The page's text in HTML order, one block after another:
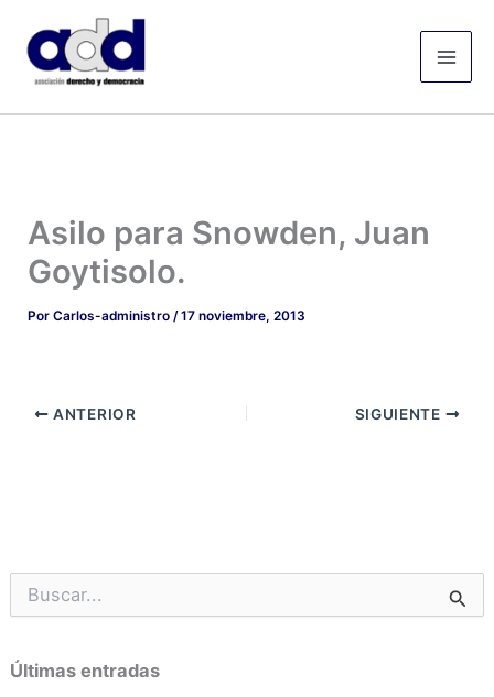
contenido
Asilo para Snowden, Juan
Goytisolo.
PorCarlos-administro/17 noviembre, 2013
ANTERIOR SIGUIENTE
u
c
a
Últimas entradas